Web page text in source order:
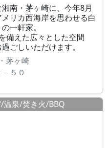
南・茅ヶ崎に、今年8月
リカ西海岸を思わせる白
一軒家。
備えた広々とした空間
ごしいただけます。
茅ヶ崎
５０
温泉/焚き火/BBQ